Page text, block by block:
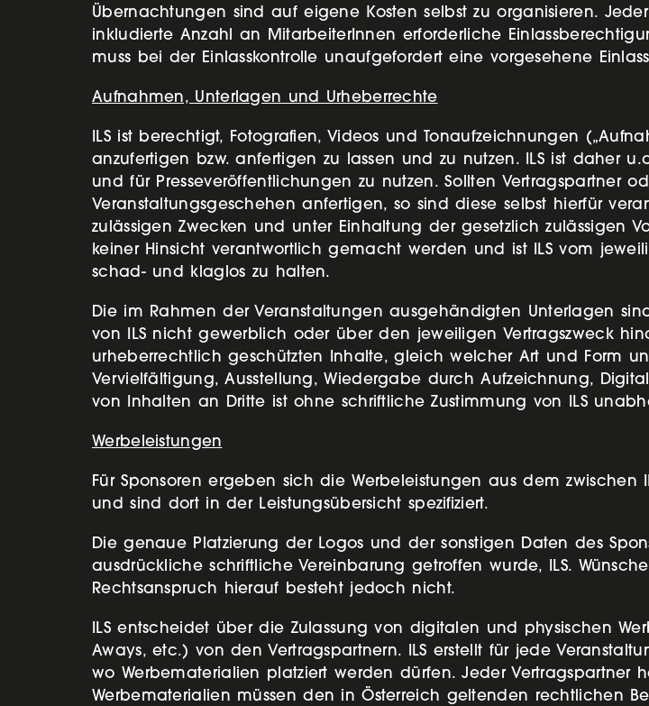
Übernachtungen sind auf eigene Kosten selbst zu organisieren.
inkludierte Anzahl an MitarbeiterInnen erforderliche
muss bei der Einlasskontrolle unaufgefordert eine vorgesehene
Aufnahmen, Unterlagen und Urheberrechte
ILS ist berechtigt, Fotografien, Videos und Tonaufzeichnungen
anzufertigen bzw. anfertigen zu lassen und zu nutzen. ILS ist daher
und für Presseveröffentlichungen zu nutzen. Sollten Vertragspartner
Veranstaltungsgeschehen anfertigen, so sind diese selbst hierfür
zulässigen Zwecken und unter Einhaltung der gesetzlich zulässigen
keiner Hinsicht verantwortlich gemacht werden und ist ILS vom
schad- und klaglos zu halten.
Die im Rahmen der Veranstaltungen ausgehändigten Unterlagen
von ILS nicht gewerblich oder über den jeweiligen Vertragszweck
urheberrechtlich geschützten Inhalte, gleich welcher Art und Form
Vervielfältigung, Ausstellung, Wiedergabe durch Aufzeichnung,
von Inhalten an Dritte ist ohne schriftliche Zustimmung von ILS
Werbeleistungen
Für Sponsoren ergeben sich die Werbeleistungen aus dem zwischen
und sind dort in der Leistungsübersicht spezifiziert.
Die genaue Platzierung der Logos und der sonstigen Daten des
ausdrückliche schriftliche Vereinbarung getroffen wurde, ILS.
Rechtsanspruch hierauf besteht jedoch nicht.
ILS entscheidet über die Zulassung von digitalen und physischen
Aways, etc.) von den Vertragspartnern. ILS erstellt für jede
wo Werbematerialien platziert werden dürfen. Jeder Vertragspartner
Werbematerialien müssen den in Österreich geltenden rechtlichen